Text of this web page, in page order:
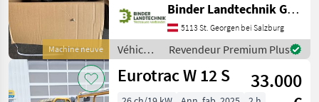
Machine neuve
Chargeurs de ferme-
portées
Binder Landtechnik GmbH & CoKG
5113 St. Georgen bei Salzburg
Véhicules
agricoles
à
Revendeur Premium Plus
Eurotrac W 12 S
33.000